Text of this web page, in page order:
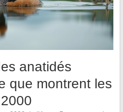
anatidés
que montrent les